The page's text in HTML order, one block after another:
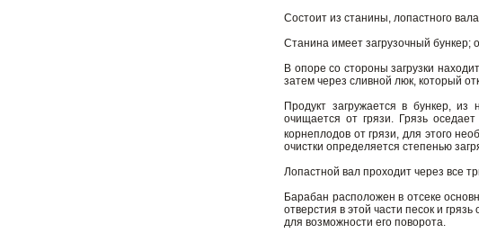
Состоит из станины, лопастного
Станина имеет загрузочный бункер;
В опоре со стороны загрузки
затем через сливной люк, который
Продукт загружается в бункер, из
очищается от грязи. Грязь
корнеплодов от грязи, для этого
очистки определяется степенью
Лопастной вал проходит через все
Барабан расположен в отсеке
отверстия в этой части песок и
для возможности его поворота.